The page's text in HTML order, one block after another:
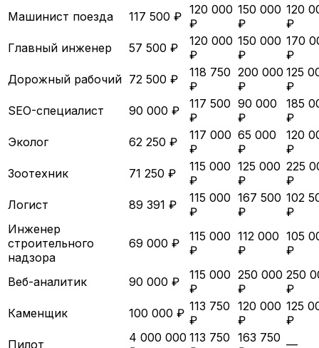
Машинист поезда
117 500 ₽ 120 000
₽
150 000
₽
120
₽
Главный инженер
57 500 ₽
120 000
₽
150 000
₽
170
₽
Дорожный рабочий 72 500 ₽
118 750
₽
200 000
₽
125
₽
SEO-специалист
90 000 ₽
117 500
₽
90 000
₽
185
₽
Эколог
62 250 ₽
117 000
₽
65 000
₽
120
₽
Зоотехник
71 250 ₽
115 000
₽
125 000
₽
225
₽
Логист
89 391 ₽
115 000
₽
167 500
₽
102
₽
Инженер
строительного
надзора
69 000 ₽
115 000
₽
112 000
₽
105
₽
Веб-аналитик 90 000 ₽
115 000
₽
250 000
₽
250
₽
Каменщик
100 000 ₽ 113 750
₽
120 000
₽
125
₽
Пилот
4 000 000 113 750 163 750 —